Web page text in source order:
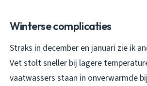
Winterse complicaties
Straks in december en januari zie ik
Vet stolt sneller bij lagere
vaatwassers staan in onverwarmde